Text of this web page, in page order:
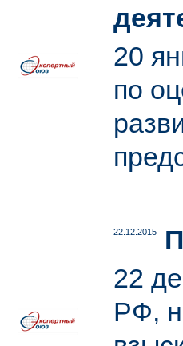
20
по
22.12.2015
22
РФ,